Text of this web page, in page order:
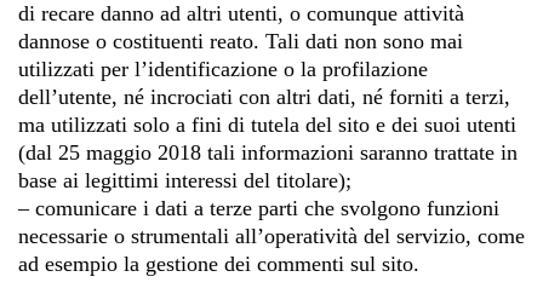
di recare danno ad altri utenti, o comunque attività
dannose o costituenti reato. Tali dati non sono mai
utilizzati per l’identificazione o la profilazione
dell’utente, né incrociati con altri dati, né forniti a terzi,
ma utilizzati solo a fini di tutela del sito e dei suoi utenti
(dal 25 maggio 2018 tali informazioni saranno trattate in
base ai legittimi interessi del titolare);
– comunicare i dati a terze parti che svolgono funzioni
necessarie o strumentali all’operatività del servizio, come
ad esempio la gestione dei commenti sul sito.